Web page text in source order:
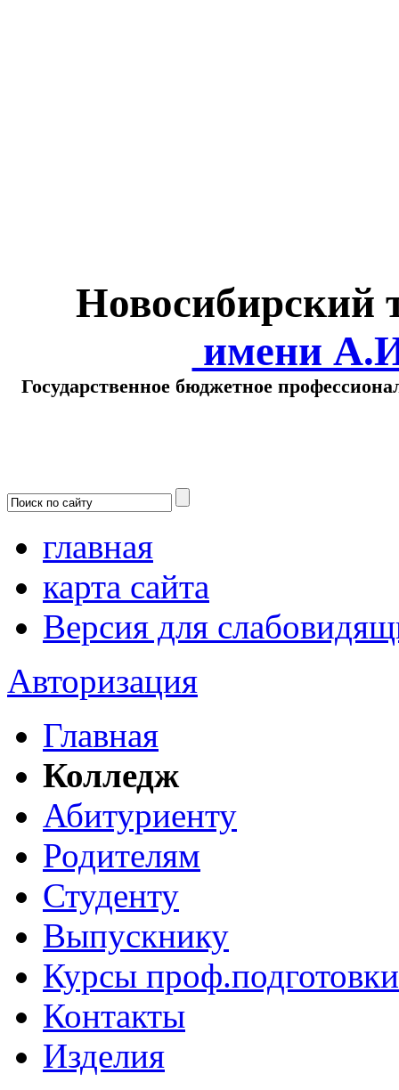
Новосибирский
имени
Государственное бюджетное
главная
карта сайта
Версия для
Авторизация
Главная
Колледж
Абитуриенту
Родителям
Студенту
Выпускнику
Курсы проф.подготовки
Контакты
Изделия